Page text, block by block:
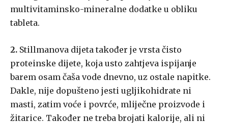
multivitaminsko-mineralne dodatke u obliku
tableta.
2. Stillmanova dijeta također je vrsta čisto
proteinske dijete, koja usto zahtjeva ispijanje
barem osam čaša vode dnevno, uz ostale napitke.
Dakle, nije dopušteno jesti ugljikohidrate ni
masti, zatim voće i povrće, mliječne proizvode i
žitarice. Također ne treba brojati kalorije, ali ni